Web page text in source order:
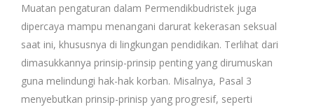
Muatan pengaturan dalam Permendikbudristek juga
dipercaya mampu menangani darurat kekerasan seksual
saat ini, khususnya di lingkungan pendidikan. Terlihat dari
dimasukkannya prinsip-prinsip penting yang dirumuskan
guna melindungi hak-hak korban. Misalnya, Pasal 3
menyebutkan prinsip-prinisp yang progresif, seperti